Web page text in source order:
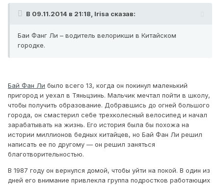
В 09.11.2014 в 21:18, Irisa сказав:
Баи Фанг Ли – водитель велорикши в Китайском
городке.
Бай Фан Ли было всего 13, когда он покинул маленький
пригород и уехал в Тяньцзинь. Мальчик мечтал пойти в школу,
чтобы получить образование. Добравшись до огней большого
города, он смастерил себе трехколесный велосипед и начал
зарабатывать на жизнь. Его история была бы похожа на
истории миллионов бедных китайцев, но Бай Фан Ли решил
написать ее по другому — он решил заняться
благотворительностью.
В 1987 году он вернулся домой, чтобы уйти на покой. В один из
дней его внимание привлекла группа подростков работающих